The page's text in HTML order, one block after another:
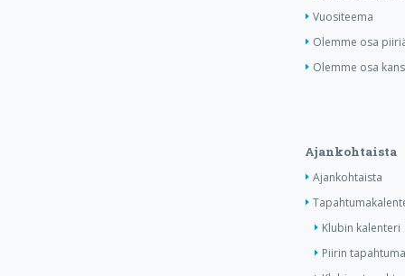
Vuositeema
Olemme osa
Olemme osa
Ajankohtaista
Ajankohtaista
Klubin kalenteri
Piirin